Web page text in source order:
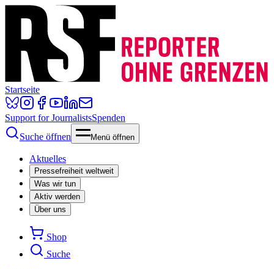
Startseite
Support for JournalistsSpenden
Suche öffnen
Menü öffnen
Aktuelles
Pressefreiheit weltweit
Was wir tun
Aktiv werden
Über uns
Shop
Suche